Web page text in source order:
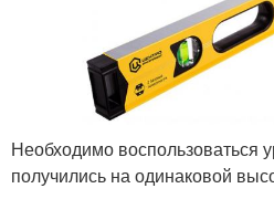
Необходимо воспользоваться
получились на одинаковой